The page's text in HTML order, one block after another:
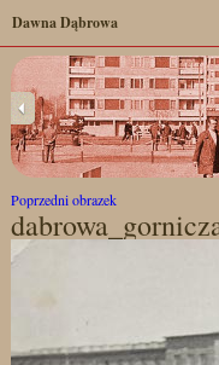
Poprzedni obrazek
Dawna Dąbrowa